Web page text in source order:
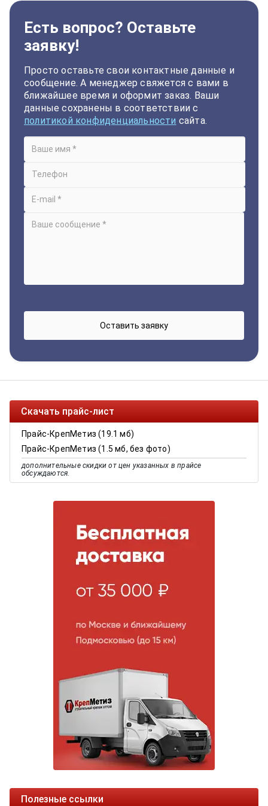
Есть вопрос? Оставьте
заявку!
Просто оставьте свои контактные данные и
сообщение. А менеджер свяжется с вами в
ближайшее время и оформит заказ. Ваши
данные сохранены в соответствии с
политикой конфиденциальности сайта.
Скачать прайс-лист
Прайс-КрепМетиз (19.1 мб)
Прайс-КрепМетиз (1.5 мб, без фото)
дополнительные скидки от цен указанных в прайсе
обсуждаются.
Полезные ссылки